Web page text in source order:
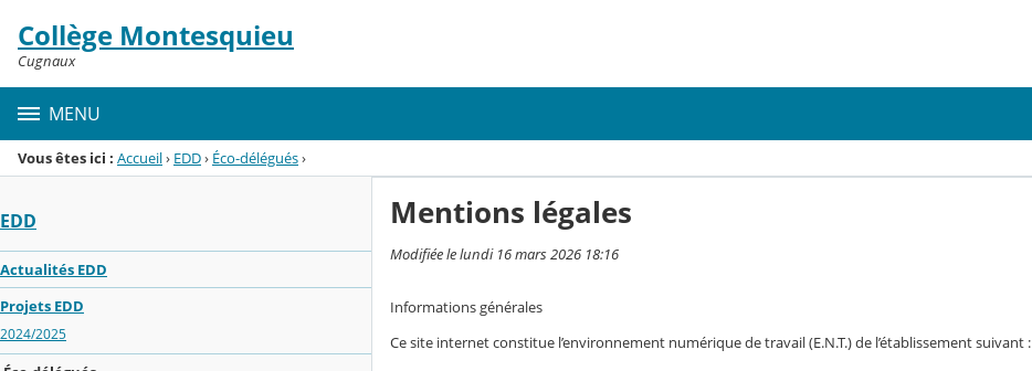
Menu de la rubrique
Contenu
Collège Montesquieu
Cugnaux
MENU
Vous êtes ici : Accueil› EDD› Éco-délégués›
EDD
Actualités EDD
Projets EDD
2024/2025
Mentions légales
Modifiée le lundi 16 mars 2026 18:16
Informations générales
Ce site internet constitue l’environnement numérique de travail (E.N.T.) de l’établissement suivant :